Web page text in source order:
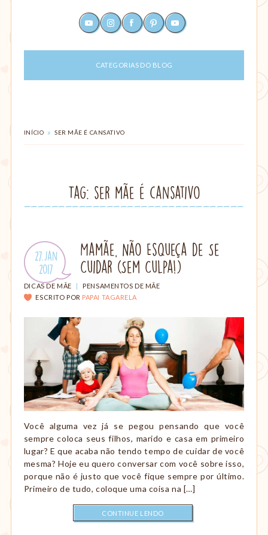
paternagem,
ajudar
mães
com
gestação,
amamentação,
Montessori,
viagem
etc.
youtubeinstagramfacebookpinterest
CATEGORIAS DO BLOG
VOCÊ
INÍCIO » SER MÃE É CANSATIVO
Tag: ser mãe é cansativo
Publicado
em:
27.Jan
.
2017
Mamãe, Não Esqueça de Se
Cuidar (Sem Culpa!)
CATEGORIAS:
DICAS DE MÃE
PENSAMENTOS DE MÃE
ESCRITO POR PAPAI TAGARELA
Você alguma vez já se pegou pensando que você
sempre coloca seus filhos, marido e casa em primeiro
lugar? E que acaba não tendo tempo de cuidar de você
mesma? Hoje eu quero conversar com você sobre isso,
porque não é justo que você fique sempre por último.
Primeiro de tudo, coloque uma coisa na […]
CONTINUE LENDO